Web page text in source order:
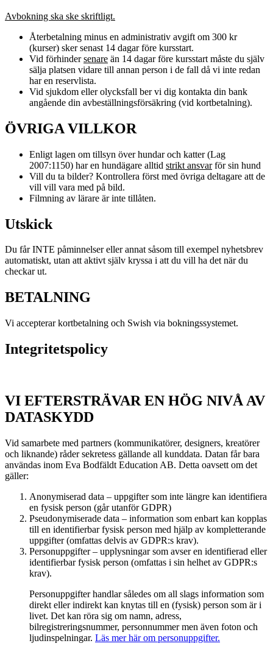
Avbokning ska ske skriftligt.
Återbetalning minus en administrativ avgift om 300 kr
(kurser) sker senast 14 dagar före kursstart.
Vid förhindersenare än 14 dagar före kursstart måste du själv
sälja platsen vidare till annan person i de fall då vi inte redan
har en reservlista.
Vid sjukdom eller olycksfall ber vi dig kontakta din bank
angående din avbeställningsförsäkring (vid kortbetalning).
ÖVRIGA VILLKOR
Enligt lagen om tillsyn över hundar och katter (Lag
2007:1150) har en hundägare alltid strikt ansvarför sin hund
Vill du ta bilder? Kontrollera först med övriga deltagare att de
vill vill vara med på bild.
Filmning av lärare är inte tillåten.
Utskick
Du får INTE påminnelser eller annat såsom till exempel nyhetsbrev
automatiskt, utan att aktivt själv kryssa i att du vill ha det när du
checkar ut.
BETALNING
Vi accepterar kortbetalning och Swish via bokningssystemet.
Integritetspolicy
VI EFTERSTRÄVAR EN HÖG NIVÅ AV
DATASKYDD
Vid samarbete med partners (kommunikatörer, designers, kreatörer
och liknande) råder sekretess gällande all kunddata. Datan får bara
användas inom Eva Bodfäldt Education AB. Detta oavsett om det
gäller:
Anonymiserad data – uppgifter som inte längre kan identifiera
en fysisk person (går utanför GDPR)
Pseudonymiserade data – information som enbart kan kopplas
till en identifierbar fysisk person med hjälp av kompletterande
uppgifter (omfattas delvis av GDPR:s krav).
Personuppgifter – upplysningar som avser en identifierad eller
identifierbar fysisk person (omfattas i sin helhet av GDPR:s
krav).
Personuppgifter handlar således om all slags information som
direkt eller indirekt kan knytas till en (fysisk) person som är i
livet. Det kan röra sig om namn, adress,
bilregistreringsnummer, personnummer men även foton och
ljudinspelningar. Läs mer här om personuppgifter.